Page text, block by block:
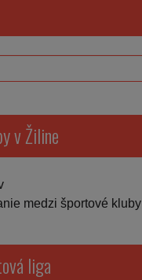
v Žiline
medzi športové kluby
liga